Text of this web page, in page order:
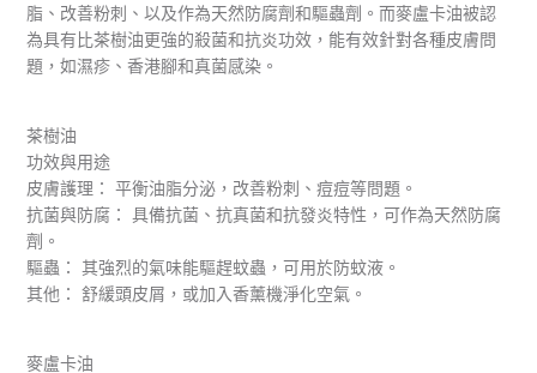
脂、改善粉刺、以及作為天然防腐劑和驅蟲劑。而麥盧卡油被認
為具有比茶樹油更強的殺菌和抗炎功效，能有效針對各種皮膚問
題，如濕疹、香港腳和真菌感染。
茶樹油
功效與用途
皮膚護理： 平衡油脂分泌，改善粉刺、痘痘等問題。
抗菌與防腐： 具備抗菌、抗真菌和抗發炎特性，可作為天然防腐
劑。
驅蟲： 其強烈的氣味能驅趕蚊蟲，可用於防蚊液。
其他： 舒緩頭皮屑，或加入香薰機淨化空氣。
麥盧卡油